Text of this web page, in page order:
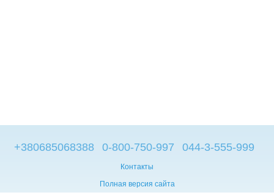
+380685068388 0-800-750-997 044-3-555-999
Контакты
Полная версия сайта